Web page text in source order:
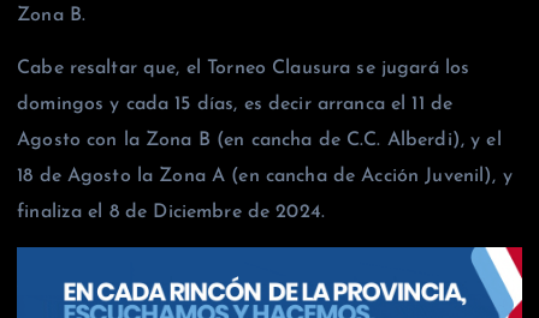
Zona B.
Cabe resaltar que, el Torneo Clausura se jugará los
domingos y cada 15 días, es decir arranca el 11 de
Agosto con la Zona B (en cancha de C.C. Alberdi), y el
18 de Agosto la Zona A (en cancha de Acción Juvenil), y
finaliza el 8 de Diciembre de 2024.